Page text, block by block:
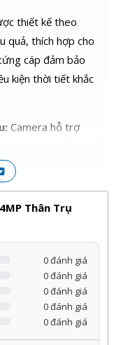
thiết kế theo
quả, thích hợp cho
cáp đảm bảo
kiện thời tiết khắc
Camera hỗ trợ
bạn giao tiếp trực
Camera IP thân
hợp cho nhiều
Thân Trụ
0 đánh giá
0 đánh giá
0 đánh giá
0 đánh giá
0 đánh giá